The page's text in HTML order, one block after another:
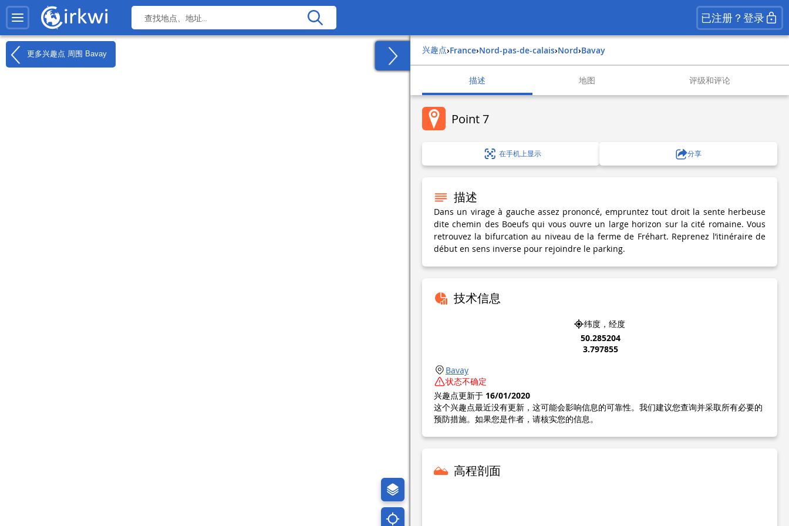
已注册？登录
更多兴趣点 周围 Bavay 兴趣点› france› nord-pas-de-calais› nord› bavay
描述 地图 评级和评论
Point 7
在手机上显示 分享
描述
Dans un virage à gauche assez prononcé, empruntez tout droit la sente herbeuse
dite chemin des Boeufs qui vous ouvre un large horizon sur la cité romaine. Vous
retrouvez la bifurcation au niveau de la ferme de Fréhart. Reprenez l’itinéraire de
début en sens inverse pour rejoindre le parking.
技术信息
纬度，经度
50.285204
3.797855
Bavay
状态不确定
兴趣点更新于 16/01/2020
这个兴趣点最近没有更新，这可能会影响信息的可靠性。我们建议您查询并采取所有必要的
预防措施。如果您是作者，请核实您的信息。
高程剖面